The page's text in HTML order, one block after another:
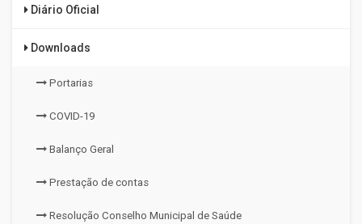
Diário Oficial
Downloads
Portarias
COVID-19
Balanço Geral
Prestação de contas
Resolução Conselho Municipal de Saúde